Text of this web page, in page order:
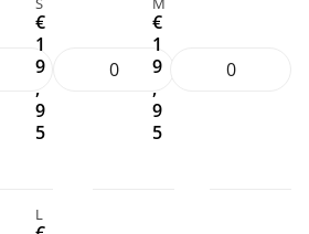
€
1
9
,
9
5
€
1
9
,
9
5
L